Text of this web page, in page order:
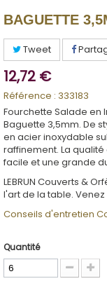
BAGUETTE
Tweet
12,72 €
Référence : 333183
Fourchette Salade en
Baguette 3,5mm. De
en acier inoxydable
raffinement. La
facile et une grande
LEBRUN Couverts &
l'art de la table.
Conseils d'entretien
Quantité